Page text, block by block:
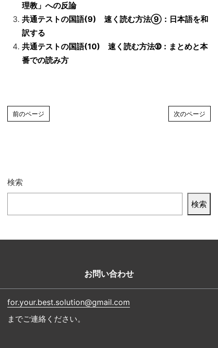
理教」への反論
共通テストの国語(9) 速く読む方法⑨：日本語を和
訳する
共通テストの国語(10) 速く読む方法➉：まとめと本
番での読み方
前のページ 次のページ
検索
検索
お問い合わせ
for.your.best.solution@gmail.com
までご連絡ください。